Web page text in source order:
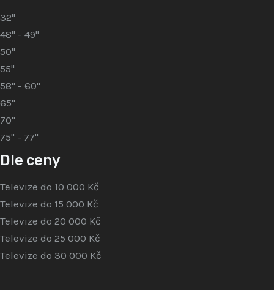
32"
48" - 49"
50"
55"
58" - 60"
65"
70"
75" - 77"
Dle ceny
Televize do 10 000 Kč
Televize do 15 000 Kč
Televize do 20 000 Kč
Televize do 25 000 Kč
Televize do 30 000 Kč